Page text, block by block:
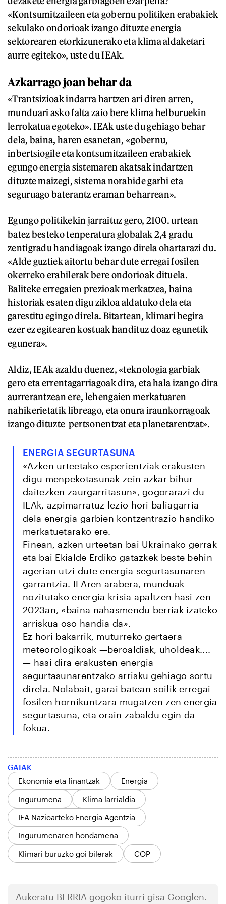
«Kontsumitzaileen eta gobernu politiken erabakiek
sekulako ondorioak izango dituzte energia
sektorearen etorkizunerako eta klima aldaketari
aurre egiteko», uste du IEAk.
Azkarrago joan behar da
«Trantsizioak indarra hartzen ari diren arren,
munduari asko falta zaio bere klima helburuekin
lerrokatua egoteko». IEAk uste du gehiago behar
dela, baina, haren esanetan, «gobernu,
inbertsiogile eta kontsumitzaileen erabakiek
egungo energia sistemaren akatsak indartzen
dituzte maizegi, sistema norabide garbi eta
seguruago baterantz eraman beharrean».
Egungo politikekin jarraituz gero, 2100. urtean
batez besteko tenperatura globalak 2,4 gradu
zentigradu handiagoak izango direla ohartarazi du.
«Alde guztiek aitortu behar dute erregai fosilen
okerreko erabilerak bere ondorioak dituela.
Baliteke erregaien prezioak merkatzea, baina
historiak esaten digu zikloa aldatuko dela eta
garestitu egingo direla. Bitartean, klimari begira
ezer ez egitearen kostuak handituz doaz egunetik
egunera».
Aldiz, IEAk azaldu duenez, «teknologia garbiak
gero eta errentagarriagoak dira, eta hala izango dira
aurrerantzean ere, lehengaien merkatuaren
nahikerietatik libreago, eta onura iraunkorragoak
izango dituzte pertsonentzat eta planetarentzat».
ENERGIA SEGURTASUNA
«Azken urteetako esperientziak erakusten
digu menpekotasunak zein azkar bihur
daitezken zaurgarritasun», gogorarazi du
IEAk, azpimarratuz lezio hori baliagarria
dela energia garbien kontzentrazio handiko
merkatuetarako ere.
Finean, azken urteetan bai Ukrainako gerrak
eta bai Ekialde Erdiko gatazkek beste behin
agerian utzi dute energia segurtasunaren
garrantzia. IEAren arabera, munduak
nozitutako energia krisia apaltzen hasi zen
2023an, «baina nahasmendu berriak izateko
arriskua oso handia da».
Ez hori bakarrik, muturreko gertaera
meteorologikoak —beroaldiak, uholdeak....
— hasi dira erakusten energia
segurtasunarentzako arrisku gehiago sortu
direla. Nolabait, garai batean soilik erregai
fosilen hornikuntzara mugatzen zen energia
segurtasuna, eta orain zabaldu egin da
fokua.
GAIAK
Ekonomia eta finantzak
Energia
Ingurumena
Klima larrialdia
IEA Nazioarteko Energia Agentzia
Ingurumenaren hondamena
Klimari buruzko goi bilerak
COP
Aukeratu BERRIA gogoko iturri gisa Googlen.